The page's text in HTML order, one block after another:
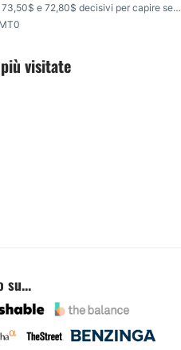
visitate
e 72,80$ decisivi per capire se il
su...